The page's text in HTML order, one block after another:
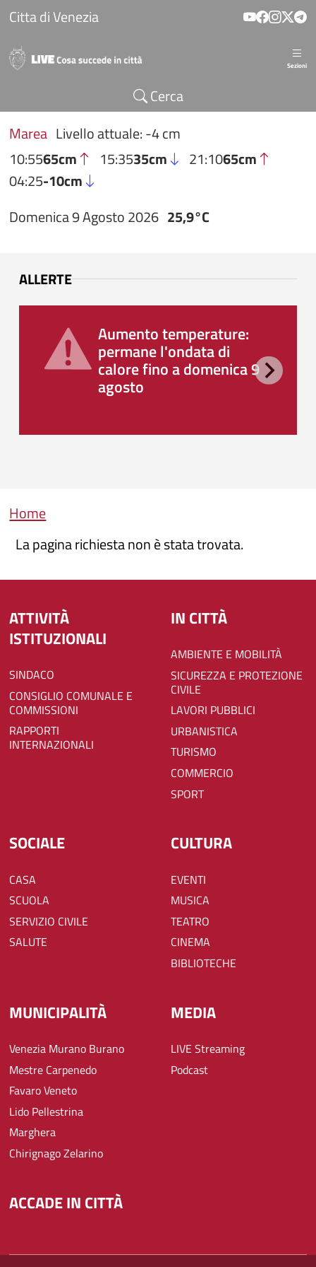
Salta al contenuto principale
Citta di Venezia
Sezioni
Cerca
Marea Livello attuale: -4 cm
10:5565cm 15:3535cm 21:1065cm
04:25-10cm
Domenica 9 Agosto 2026 25,9°C
ALLERTE
Aumento temperature:
permane l'ondata di
calore fino a domenica 9
agosto
Briciole di pane
Home
La pagina richiesta non è stata trovata.
ATTIVITÀ
ISTITUZIONALI
SINDACO
CONSIGLIO COMUNALE E
COMMISSIONI
RAPPORTI
INTERNAZIONALI
IN CITTÀ
AMBIENTE E MOBILITÀ
SICUREZZA E PROTEZIONE
CIVILE
LAVORI PUBBLICI
URBANISTICA
TURISMO
COMMERCIO
SPORT
SOCIALE
CASA
SCUOLA
SERVIZIO CIVILE
SALUTE
CULTURA
EVENTI
MUSICA
TEATRO
CINEMA
BIBLIOTECHE
MUNICIPALITÀ
Venezia Murano Burano
Mestre Carpenedo
Favaro Veneto
Lido Pellestrina
Marghera
Chirignago Zelarino
MEDIA
LIVE Streaming
Podcast
ACCADE IN CITTÀ